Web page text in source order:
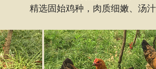
精选固始鸡种，肉质细嫩、汤